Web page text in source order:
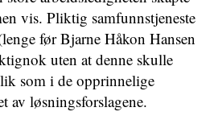
vis. Pliktig samfunnstjeneste
før Bjarne Håkon Hansen
uten at denne skulle
som i de opprinnelige
av løsningsforslagene.